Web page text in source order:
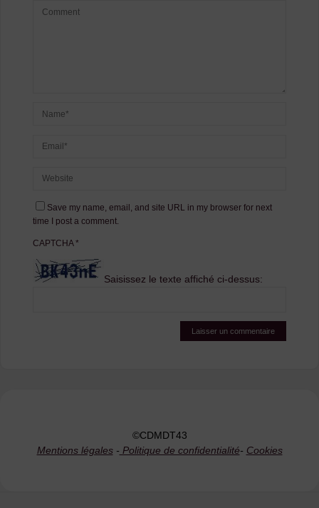
Save my name, email, and site URL in my browser for next
time I post a comment.
CAPTCHA*
Saisissez le texte affiché ci-dessus:
©CDMDT43
Mentions légales- Politique de confidentialité- Cookies